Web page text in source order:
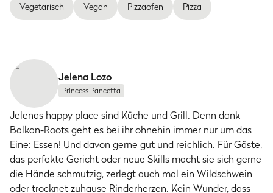
Vegetarisch Vegan Pizzaofen Pizza
Jelena Lozo
Princess Pancetta
Jelenas happy place sind Küche und Grill. Denn dank
Balkan-Roots geht es bei ihr ohnehin immer nur um das
Eine: Essen! Und davon gerne gut und reichlich. Für Gäste,
das perfekte Gericht oder neue Skills macht sie sich gerne
die Hände schmutzig, zerlegt auch mal ein Wildschwein
oder trocknet zuhause Rinderherzen. Kein Wunder, dass